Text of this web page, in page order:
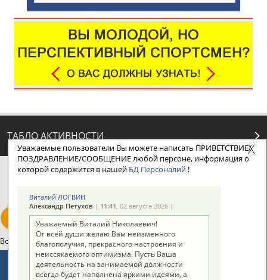
ТАБЛО АКТИВНОСТИ
ЦЕЛИ ПРОЕКТА НАШИ КНОПКИ
Вопросы сотрудничества и совместной деятельности
Адресов в новостной рассылке: 996
Уважаемые пользователи Вы можете написать ПРИВЕТСТВИЕ/
ПОЗДРАВЛЕНИЕ/СООБЩЕНИЕ любой персоне, информация о
которой содержится в нашей БД Персоналий!
Виталий ЛОГВИН
Александр Петухов| 11:41, 02 августа 2026 |
Уважаемый Виталий Николаевич!
От всей души желаю Вам неизменного
благополучия, прекрасного настроения и
неиссякаемого оптимизма. Пусть Ваша
деятельность на занимаемой должности
всегда будет наполнена яркими идеями, а